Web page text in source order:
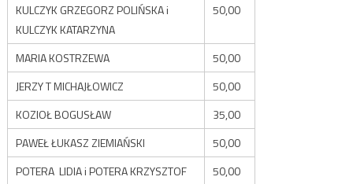
KULCZYK GRZEGORZ POLIŃSKA i
KULCZYK KATARZYNA
50,00
MARIA KOSTRZEWA
50,00
JERZY T MICHAJŁOWICZ
50,00
KOZIOŁ BOGUSŁAW
35,00
PAWEŁ ŁUKASZ ZIEMIAŃSKI
50,00
POTERA LIDIA i POTERA KRZYSZTOF
50,00